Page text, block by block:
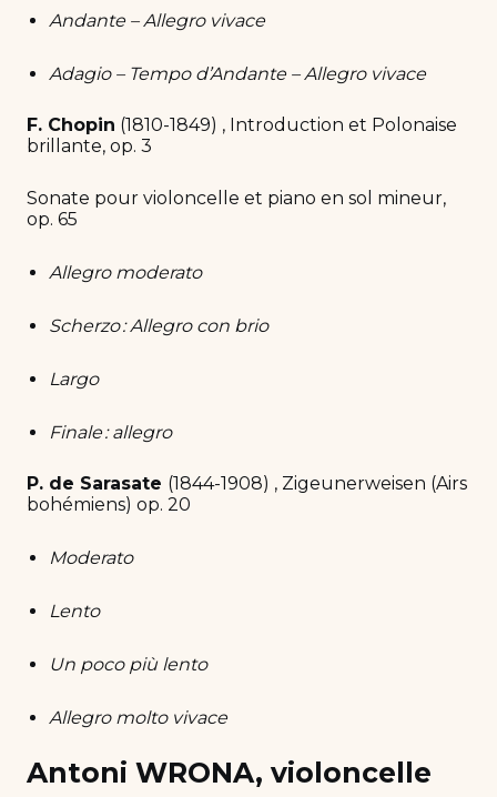
Andante – Allegro vivace
Adagio – Tempo d’Andante – Allegro vivace
F. Chopin (1810-1849) , Introduction et Polonaise
brillante, op. 3
Sonate pour violoncelle et piano en sol mineur,
op. 65
Allegro moderato
Scherzo : Allegro con brio
Largo
Finale : allegro
P. de Sarasate (1844-1908) , Zigeunerweisen (Airs
bohémiens) op. 20
Moderato
Lento
Un poco più lento
Allegro molto vivace
Antoni WRONA, violoncelle